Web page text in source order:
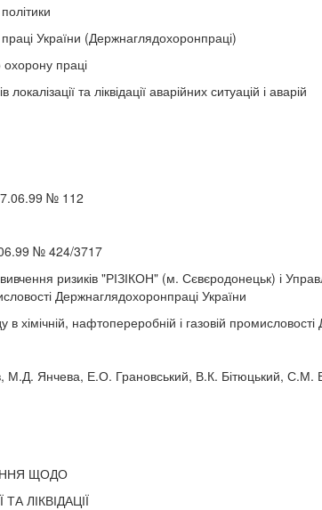
України (Держнаглядохоронпраці)
праці
та ліквідації аварійних ситуацій і аварій
№ 112
№ 424/3717
ризиків "РІЗІКОН" (м. Сєвєродонецьк) і
Держнаглядохоронпраці України
хімічній, нафтопереробній і газовій
М.Д. Янчева, Е.О. Грановський, В.К. Бітюцький,
ЩОДО
ЛІКВІДАЦІЇ